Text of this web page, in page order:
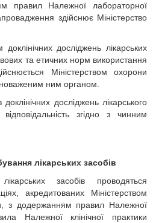
правил Належної лабораторної
здійснює Міністерство
досліджень лікарських
та етичних норм використання
Міністерством охорони
ним органом.
досліджень лікарського
згідно з чинним
лікарських засобів
засобів проводяться
акредитованих Міністерством
з додержанням правил Належної
Належної клінічної практики